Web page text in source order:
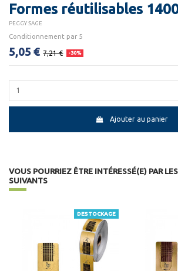
Formes réutilisables
PEGGY SAGE
Conditionnement par 5
5,05 € 7,21 € -30%
Ajouter au panier
VOUS POURRIEZ ÊTRE INTÉRESSÉ(E) PAR
SUIVANTS
DESTOCKAGE